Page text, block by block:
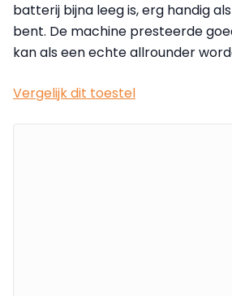
batterij bijna leeg is, erg handig
bent. De machine presteerde
kan als een echte allrounder
Vergelijk dit toestel